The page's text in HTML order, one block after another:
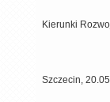
Kierunki
Szczecin,